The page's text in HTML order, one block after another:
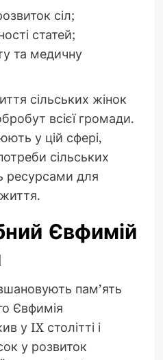
сіл;
статей;
та медичну
сільських жінок
всієї громади.
у цій сфері,
сільських
ресурсами для
Євфимій
пам’ять
Євфимія
у IX столітті і
у розвиток